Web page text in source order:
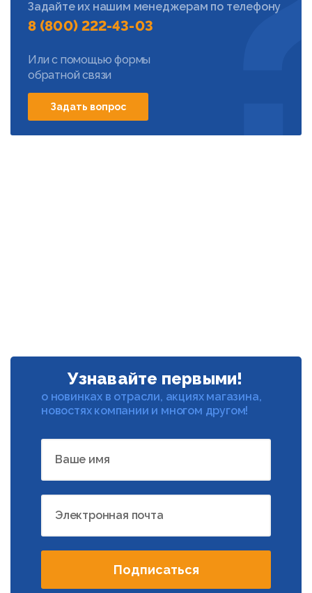
Задайте их нашим менеджерам по телефону
8 (800) 222-43-03
Или с помощью формы
обратной связи
Задать вопрос
Узнавайте первыми!
о новинках в отрасли, акциях магазина,
новостях компании и многом другом!
Ваше имя
Электронная почта
Подписаться